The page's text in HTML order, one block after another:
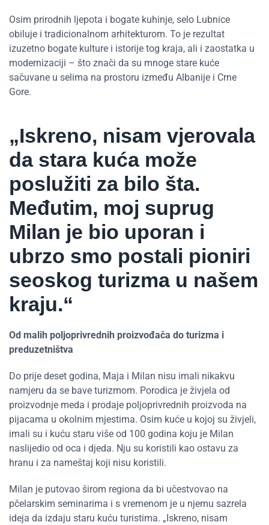
Osim prirodnih ljepota i bogate kuhinje, selo Lubnice
obiluje i tradicionalnom arhitekturom. To je rezultat
izuzetno bogate kulture i istorije tog kraja, ali i zaostatka u
modernizaciji – što znači da su mnoge stare kuće
sačuvane u selima na prostoru između Albanije i Crne
Gore.
„Iskreno, nisam vjerovala
da stara kuća može
poslužiti za bilo šta.
Međutim, moj suprug
Milan je bio uporan i
ubrzo smo postali pioniri
seoskog turizma u našem
kraju.“
Od malih poljoprivrednih proizvođača do turizma i
preduzetništva
Do prije deset godina, Maja i Milan nisu imali nikakvu
namjeru da se bave turizmom. Porodica je živjela od
proizvodnje meda i prodaje poljoprivrednih proizvoda na
pijacama u okolnim mjestima. Osim kuće u kojoj su živjeli,
imali su i kuću staru više od 100 godina koju je Milan
naslijedio od oca i djeda. Nju su koristili kao ostavu za
hranu i za nameštaj koji nisu koristili.
Milan je putovao širom regiona da bi učestvovao na
pčelarskim seminarima i s vremenom je u njemu sazrela
ideja da izdaju staru kuću turistima. „Iskreno, nisam